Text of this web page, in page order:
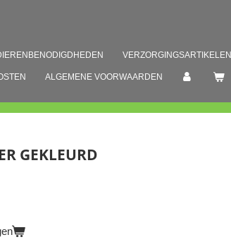
VERZORGINGSARTIKELEN
ALGEMENE VOORWAARDEN
GEKLEURD